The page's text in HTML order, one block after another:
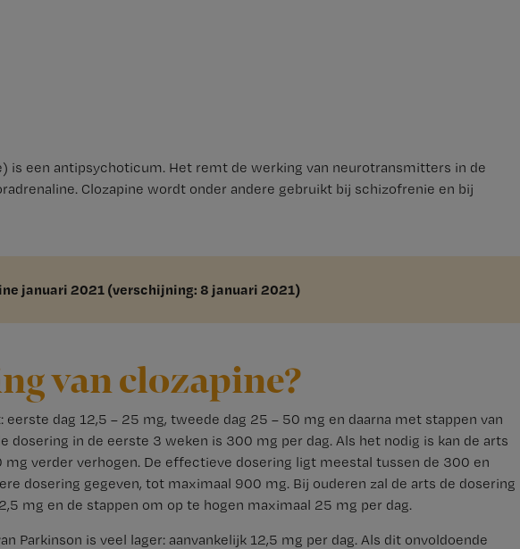
is een antipsychoticum. Het remt de werking van neurotransmitters in de
Clozapine wordt onder andere gebruikt bij schizofrenie en bij
januari 2021 (verschijning: 8 januari 2021)
van clozapine?
dag 12,5 – 25 mg, tweede dag 25 – 50 mg en daarna met stappen van
dosering in de eerste 3 weken is 300 mg per dag. Als het nodig is kan de arts
verder verhogen. De effectieve dosering ligt meestal tussen de 300 en
dosering gegeven, tot maximaal 900 mg. Bij ouderen zal de arts de dosering
mg en de stappen om op te hogen maximaal 25 mg per dag.
Parkinson is veel lager: aanvankelijk 12,5 mg per dag. Als dit onvoldoende